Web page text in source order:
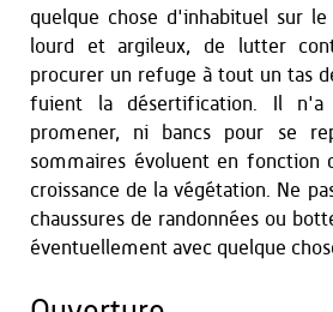
quelque chose d'inhabituel sur
lourd et argileux, de lutter
procurer un refuge à tout un tas
fuient la désertification. Il
promener, ni bancs pour se
sommaires évoluent en fonction
croissance de la végétation. Ne
chaussures de randonnées ou
éventuellement avec quelque